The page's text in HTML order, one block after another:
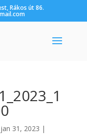
Rákos út 86.
jan 31, 2023 |